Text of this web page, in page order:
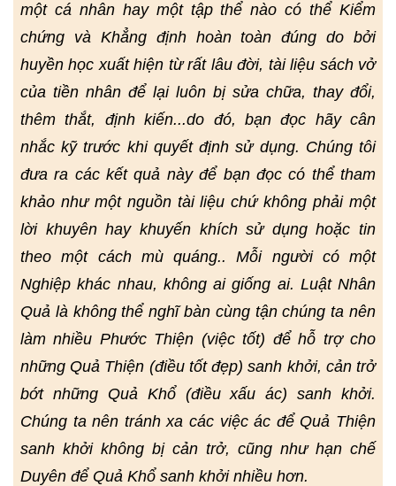
một cá nhân hay một tập thể nào có thể Kiểm
chứng và Khẳng định hoàn toàn đúng do bởi
huyền học xuất hiện từ rất lâu đời, tài liệu sách vở
của tiền nhân để lại luôn bị sửa chữa, thay đổi,
thêm thắt, định kiến...do đó, bạn đọc hãy cân
nhắc kỹ trước khi quyết định sử dụng. Chúng tôi
đưa ra các kết quả này để bạn đọc có thể tham
khảo như một nguồn tài liệu chứ không phải một
lời khuyên hay khuyến khích sử dụng hoặc tin
theo một cách mù quáng.. Mỗi người có một
Nghiệp khác nhau, không ai giống ai. Luật Nhân
Quả là không thể nghĩ bàn cùng tận chúng ta nên
làm nhiều Phước Thiện (việc tốt) để hỗ trợ cho
những Quả Thiện (điều tốt đẹp) sanh khởi, cản trở
bớt những Quả Khổ (điều xấu ác) sanh khởi.
Chúng ta nên tránh xa các việc ác để Quả Thiện
sanh khởi không bị cản trở, cũng như hạn chế
Duyên để Quả Khổ sanh khởi nhiều hơn.